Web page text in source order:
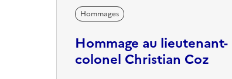
Hommages
Hommage au lieutenant-
colonel Christian Coz